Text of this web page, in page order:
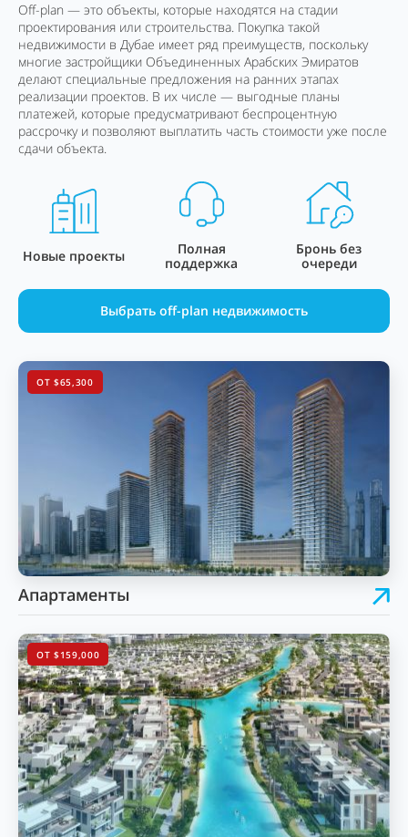
Off-plan — это объекты, которые находятся на стадии
проектирования или строительства. Покупка такой
недвижимости в Дубае имеет ряд преимуществ, поскольку
многие застройщики Объединенных Арабских Эмиратов
делают специальные предложения на ранних этапах
реализации проектов. В их числе — выгодные планы
платежей, которые предусматривают беспроцентную
рассрочку и позволяют выплатить часть стоимости уже после
сдачи объекта.
Новые проекты
Полная
поддержка
Бронь без
очереди
Выбрать off-plan недвижимость
ОТ $65,300
Апартаменты
ОТ $159,000